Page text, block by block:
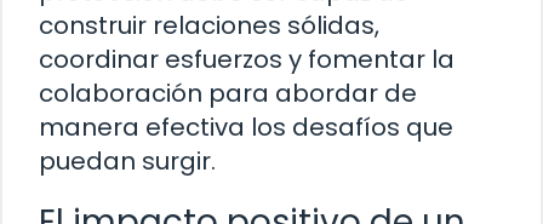
construir relaciones sólidas,
coordinar esfuerzos y fomentar la
colaboración para abordar de
manera efectiva los desafíos que
puedan surgir.